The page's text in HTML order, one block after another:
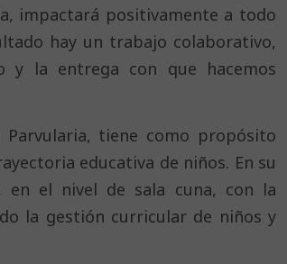
impactará positivamente a todo
hay un trabajo colaborativo,
y la entrega con que hacemos
Parvularia, tiene como propósito
educativa de niños. En su
en el nivel de sala cuna, con la
la gestión curricular de niños y